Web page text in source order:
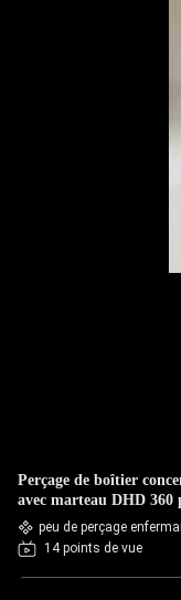
Perçage de boîtier
avec marteau DHD
peu de perçage
14 points de vue